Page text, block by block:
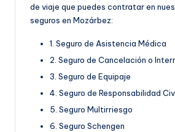
de viaje que puedes contratar en
seguros en Mozárbez:
1. Seguro de Asistencia Médica
2. Seguro de Cancelación o
3. Seguro de Equipaje
4. Seguro de Responsabilidad
5. Seguro Multirriesgo
6. Seguro Schengen